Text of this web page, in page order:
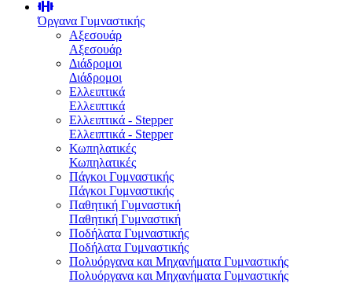
Όργανα Γυμναστικής
Αξεσουάρ
Αξεσουάρ
Διάδρομοι
Διάδρομοι
Ελλειπτικά
Ελλειπτικά
Ελλειπτικά - Stepper
Ελλειπτικά - Stepper
Κωπηλατικές
Κωπηλατικές
Πάγκοι Γυμναστικής
Πάγκοι Γυμναστικής
Παθητική Γυμναστική
Παθητική Γυμναστική
Ποδήλατα Γυμναστικής
Ποδήλατα Γυμναστικής
Πολυόργανα και Μηχανήματα Γυμναστικής
Πολυόργανα και Μηχανήματα Γυμναστικής